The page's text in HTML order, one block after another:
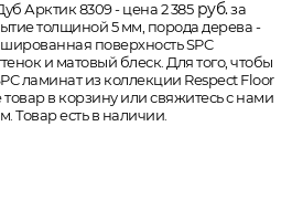
Арктик 8309 - цена 2 385руб.за
толщиной 5 мм, порода дерева -
поверхность SPC
и матовый блеск. Для того, чтобы
ламинат из коллекции Respect Floor
в корзину или свяжитесь с нами
Товар есть в наличии.